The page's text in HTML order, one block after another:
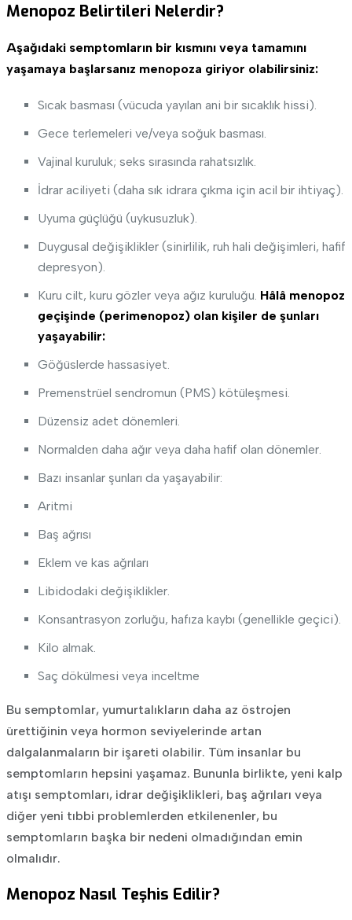
Menopoz Belirtileri Nelerdir?
Aşağıdaki semptomların bir kısmını veya tamamını
yaşamaya başlarsanız menopoza giriyor olabilirsiniz:
Sıcak basması (vücuda yayılan ani bir sıcaklık hissi).
Gece terlemeleri ve/veya soğuk basması.
Vajinal kuruluk; seks sırasında rahatsızlık.
İdrar aciliyeti (daha sık idrara çıkma için acil bir ihtiyaç).
Uyuma güçlüğü (uykusuzluk).
Duygusal değişiklikler (sinirlilik, ruh hali değişimleri, hafif
depresyon).
Kuru cilt, kuru gözler veya ağız kuruluğu. Hâlâ menopoz
geçişinde (perimenopoz) olan kişiler de şunları
yaşayabilir:
Göğüslerde hassasiyet.
Premenstrüel sendromun (PMS) kötüleşmesi.
Düzensiz adet dönemleri.
Normalden daha ağır veya daha hafif olan dönemler.
Bazı insanlar şunları da yaşayabilir:
Aritmi
Baş ağrısı
Eklem ve kas ağrıları
Libidodaki değişiklikler.
Konsantrasyon zorluğu, hafıza kaybı (genellikle geçici).
Kilo almak.
Saç dökülmesi veya inceltme
Bu semptomlar, yumurtalıkların daha az östrojen
ürettiğinin veya hormon seviyelerinde artan
dalgalanmaların bir işareti olabilir. Tüm insanlar bu
semptomların hepsini yaşamaz. Bununla birlikte, yeni kalp
atışı semptomları, idrar değişiklikleri, baş ağrıları veya
diğer yeni tıbbi problemlerden etkilenenler, bu
semptomların başka bir nedeni olmadığından emin
olmalıdır.
Menopoz Nasıl Teşhis Edilir?